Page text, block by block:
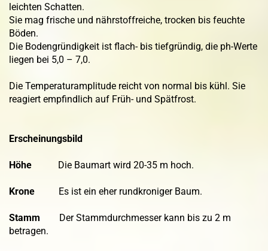
leichten Schatten.
Sie mag frische und nährstoffreiche, trocken bis feuchte
Böden.
Die Bodengründigkeit ist flach- bis tiefgründig, die ph-Werte
liegen bei 5,0 – 7,0.
Die Temperaturamplitude reicht von normal bis kühl. Sie
reagiert empfindlich auf Früh- und Spätfrost.
Erscheinungsbild
Höhe Die Baumart wird 20-35 m hoch.
Krone Es ist ein eher rundkroniger Baum.
Stamm Der Stammdurchmesser kann bis zu 2 m
betragen.